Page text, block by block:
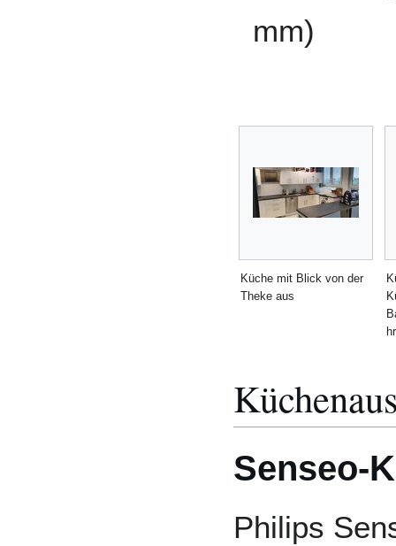
mm)
Küche mit Blick von der
Theke aus
Senseo-
Philips